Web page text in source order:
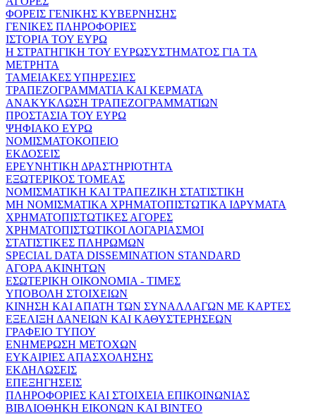
ΦΟΡΕΙΣ ΓΕΝΙΚΗΣ ΚΥΒΕΡΝΗΣΗΣ
ΓΕΝΙΚΕΣ ΠΛΗΡΟΦΟΡΙΕΣ
ΙΣΤΟΡΙΑ ΤΟΥ ΕΥΡΩ
Η ΣΤΡΑΤΗΓΙΚΗ ΤΟΥ ΕΥΡΩΣΥΣΤΗΜΑΤΟΣ ΓΙΑ ΤΑ
ΜΕΤΡΗΤΑ
ΤΑΜΕΙΑΚΕΣ ΥΠΗΡΕΣΙΕΣ
ΤΡΑΠΕΖΟΓΡΑΜΜΑΤΙΑ ΚΑΙ ΚΕΡΜΑΤΑ
ΑΝΑΚΥΚΛΩΣΗ ΤΡΑΠΕΖΟΓΡΑΜΜΑΤΙΩΝ
ΠΡΟΣΤΑΣΙΑ ΤΟΥ ΕΥΡΩ
ΨΗΦΙΑΚΟ ΕΥΡΩ
ΝΟΜΙΣΜΑΤΟΚΟΠΕΙΟ
ΕΚΔΟΣΕΙΣ
ΕΡΕΥΝΗΤΙΚΗ ΔΡΑΣΤΗΡΙΟΤΗΤΑ
ΕΞΩΤΕΡΙΚΟΣ ΤΟΜΕΑΣ
ΝΟΜΙΣΜΑΤΙΚΗ ΚΑΙ ΤΡΑΠΕΖΙΚΗ ΣΤΑΤΙΣΤΙΚΗ
ΜΗ ΝΟΜΙΣΜΑΤΙΚΑ ΧΡΗΜΑΤΟΠΙΣΤΩΤΙΚΑ ΙΔΡΥΜΑΤΑ
ΧΡΗΜΑΤΟΠΙΣΤΩΤΙΚΕΣ ΑΓΟΡΕΣ
ΧΡΗΜΑΤΟΠΙΣΤΩΤΙΚΟΙ ΛΟΓΑΡΙΑΣΜΟΙ
ΣΤΑΤΙΣΤΙΚΕΣ ΠΛΗΡΩΜΩΝ
SPECIAL DATA DISSEMINATION STANDARD
ΑΓΟΡΑ ΑΚΙΝΗΤΩΝ
ΕΣΩΤΕΡΙΚΗ ΟΙΚΟΝΟΜΙΑ - ΤΙΜΕΣ
ΥΠΟΒΟΛΗ ΣΤΟΙΧΕΙΩΝ
ΚΙΝΗΣΗ ΚΑΙ ΑΠΑΤΗ ΤΩΝ ΣΥΝΑΛΛΑΓΩΝ ΜΕ ΚΑΡΤΕΣ
ΕΞΕΛΙΞΗ ΔΑΝΕΙΩΝ ΚΑΙ ΚΑΘΥΣΤΕΡΗΣΕΩΝ
ΓΡΑΦΕΙΟ ΤΥΠΟΥ
ΕΝΗΜΕΡΩΣΗ ΜΕΤΟΧΩΝ
ΕΥΚΑΙΡΙΕΣ ΑΠΑΣΧΟΛΗΣΗΣ
ΕΚΔΗΛΩΣΕΙΣ
ΕΠΕΞΗΓΗΣΕΙΣ
ΠΛΗΡΟΦΟΡΙΕΣ ΚΑΙ ΣΤΟΙΧΕΙΑ ΕΠΙΚΟΙΝΩΝΙΑΣ
ΒΙΒΛΙΟΘΗΚΗ ΕΙΚΟΝΩΝ ΚΑΙ ΒΙΝΤΕΟ